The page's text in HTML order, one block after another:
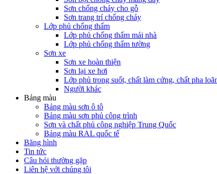
Sơn chống cháy cho gỗ
Sơn trang trí chống cháy
Lớp phủ chống thấm
Lớp phủ chống thấm mái nhà
Lớp phủ chống thấm tường
Sơn xe
Sơn xe hoàn thiện
Sơn lại xe hơi
Lớp phủ trong suốt, chất làm cứng, chất pha
Người khác
Bảng màu
Bảng màu sơn ô tô
Bảng màu sơn phủ công trình
Sơn và chất phủ công nghiệp Trung Quốc
Bảng màu RAL quốc tế
Băng hình
Tin tức
Câu hỏi thường gặp
Liên hệ với chúng tôi